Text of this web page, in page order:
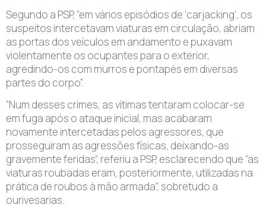
Segundo a PSP, “em vários episódios de ‘carjacking’, os
suspeitos intercetavam viaturas em circulação, abriam
as portas dos veículos em andamento e puxavam
violentamente os ocupantes para o exterior,
agredindo-os com murros e pontapés em diversas
partes do corpo”.
“Num desses crimes, as vítimas tentaram colocar-se
em fuga após o ataque inicial, mas acabaram
novamente intercetadas pelos agressores, que
prosseguiram as agressões físicas, deixando-as
gravemente feridas”, referiu a PSP, esclarecendo que “as
viaturas roubadas eram, posteriormente, utilizadas na
prática de roubos à mão armada”, sobretudo a
ourivesarias.